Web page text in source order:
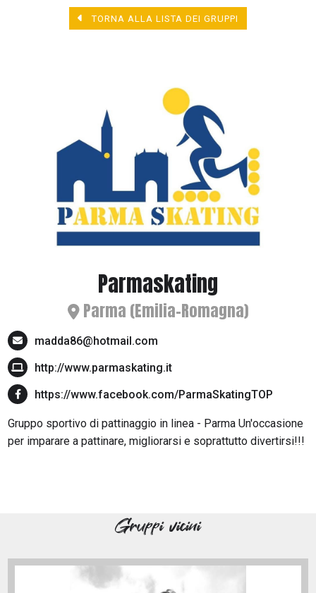
TORNA ALLA LISTA DEI GRUPPI
Parmaskating
Parma (Emilia-Romagna)
madda86@hotmail.com
http://www.parmaskating.it
https://www.facebook.com/ParmaSkatingTOP
Gruppo sportivo di pattinaggio in linea - Parma Un'occasione
per imparare a pattinare, migliorarsi e soprattutto divertirsi!!!
Gruppi vicini